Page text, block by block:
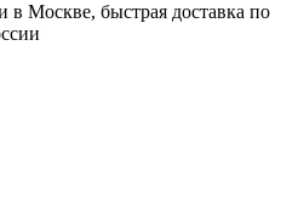
в Москве, быстрая доставка по